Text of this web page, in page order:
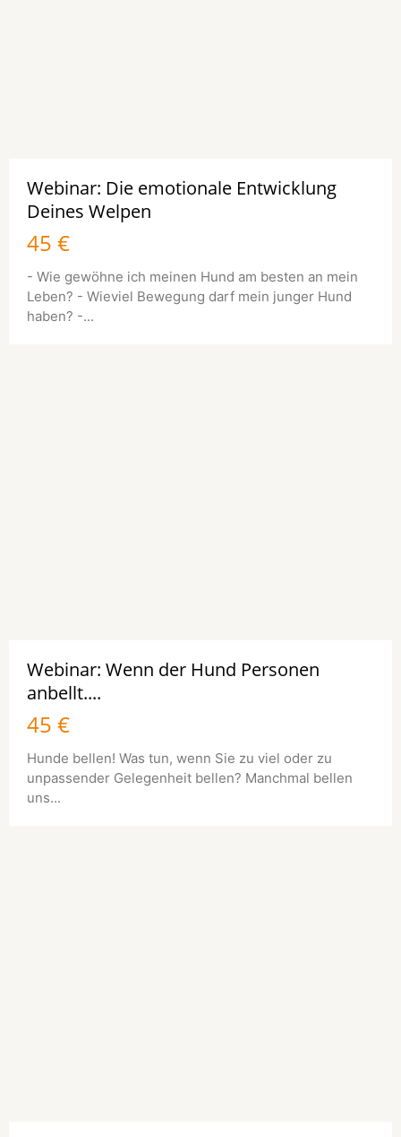
Webinar: Die emotionale Entwicklung
Deines Welpen
45 €
- Wie gewöhne ich meinen Hund am besten an mein
Leben? - Wieviel Bewegung darf mein junger Hund
haben? -...
Webinar: Wenn der Hund Personen
anbellt....
45 €
Hunde bellen! Was tun, wenn Sie zu viel oder zu
unpassender Gelegenheit bellen? Manchmal bellen
uns...